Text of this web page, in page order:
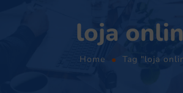
loja
Home Tag "loja